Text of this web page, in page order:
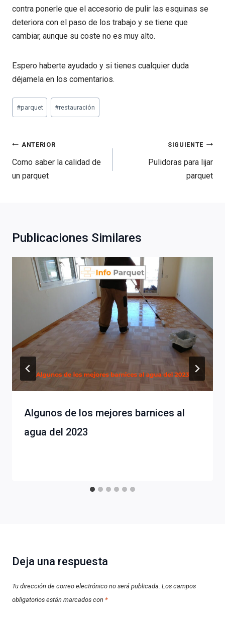
contra ponerle que el accesorio de pulir las esquinas se
deteriora con el paso de los trabajo y se tiene que
cambiar, aunque su coste no es muy alto.
Espero haberte ayudado y si tienes cualquier duda
déjamela en los comentarios.
Etiquetas
de
entrada:
#parquet #restauración
Navegación
de
entradas
ANTERIOR
Como saber la calidad de
un parquet
SIGUIENTE
Pulidoras para lijar
parquet
Publicaciones Similares
Algunos de los mejores barnices al
agua del 2023
Deja una respuesta
Tu dirección de correo electrónico no será publicada. Los campos
obligatorios están marcados con *